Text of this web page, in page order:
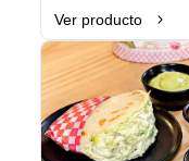
Ver producto